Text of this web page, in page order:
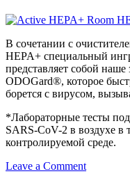
with
В сочетании с
HEPA+ специальный
представляет собой
ODOGard®, которое
борется с вирусом,
*Лабораторные тесты
SARS-CoV-2 в воздухе в
контролируемой среде.
Leave a Commenton